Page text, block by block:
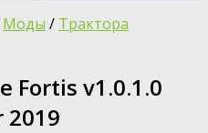
Моды / Трактора
Fortis v1.0.1.0
2019